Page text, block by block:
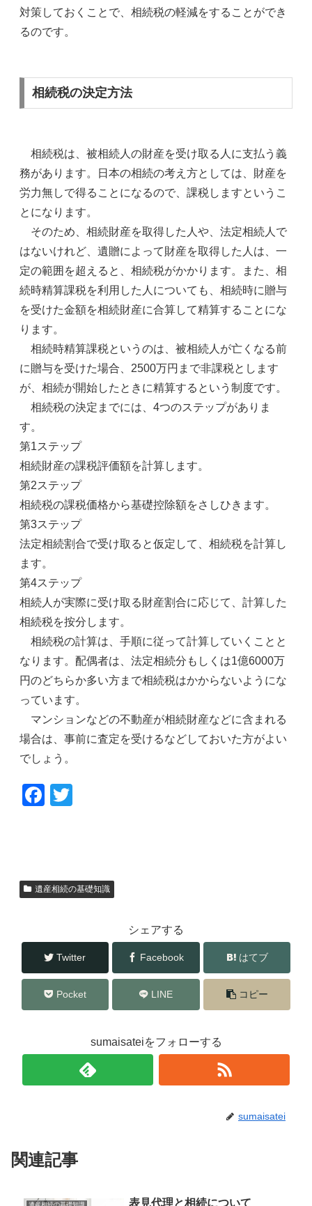
対策しておくことで、相続税の軽減をすることができ
るのです。
相続税の決定方法
相続税は、被相続人の財産を受け取る人に支払う義
務があります。日本の相続の考え方としては、財産を
労力無しで得ることになるので、課税しますというこ
とになります。
そのため、相続財産を取得した人や、法定相続人で
はないけれど、遺贈によって財産を取得した人は、一
定の範囲を超えると、相続税がかかります。また、相
続時精算課税を利用した人についても、相続時に贈与
を受けた金額を相続財産に合算して精算することにな
ります。
相続時精算課税というのは、被相続人が亡くなる前
に贈与を受けた場合、2500万円まで非課税とします
が、相続が開始したときに精算するという制度です。
相続税の決定までには、4つのステップがありま
す。
第1ステップ
相続財産の課税評価額を計算します。
第2ステップ
相続税の課税価格から基礎控除額をさしひきます。
第3ステップ
法定相続割合で受け取ると仮定して、相続税を計算し
ます。
第4ステップ
相続人が実際に受け取る財産割合に応じて、計算した
相続税を按分します。
相続税の計算は、手順に従って計算していくことと
なります。配偶者は、法定相続分もしくは1億6000万
円のどちらか多い方まで相続税はかからないようにな
っています。
マンションなどの不動産が相続財産などに含まれる
場合は、事前に査定を受けるなどしておいた方がよい
でしょう。
F
b
o
k
遺産相続の基礎知識
シェアする
Twitter Facebook はてブ
Pocket LINE コピー
sumaisateiをフォローする
sumaisatei
関連記事
表見代理と相続について